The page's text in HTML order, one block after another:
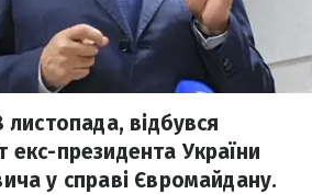
листопада, відбувся
екс-президента України
у справі Євромайдану.